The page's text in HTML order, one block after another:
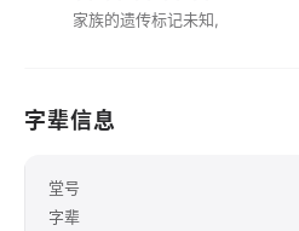
家族的遗传标记未知,
字辈信息
堂号
字辈